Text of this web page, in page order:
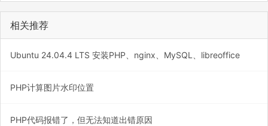
相关推荐
Ubuntu 24.04.4 LTS 安装PHP、nginx、MySQL、libreoffice
PHP计算图片水印位置
PHP代码报错了，但无法知道出错原因